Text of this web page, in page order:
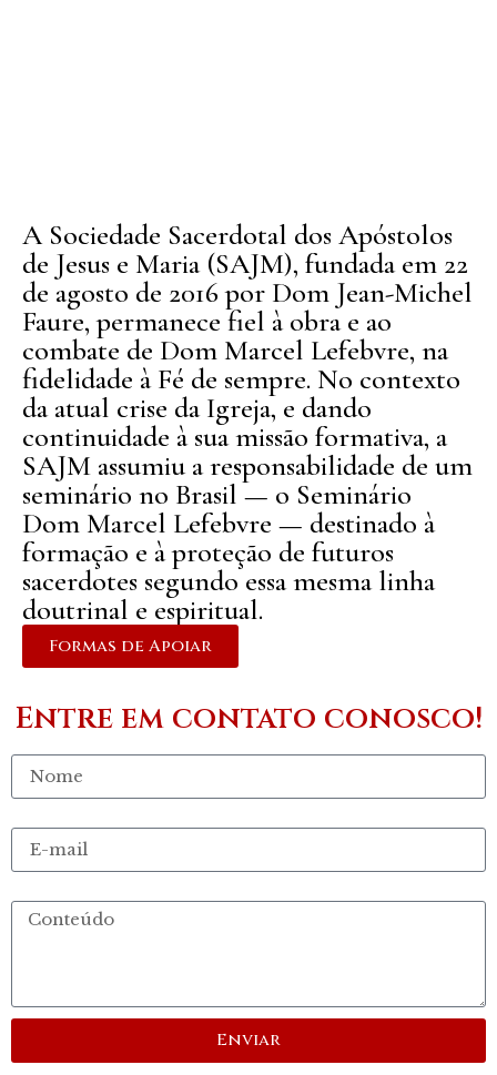
A Sociedade Sacerdotal dos Apóstolos
de Jesus e Maria (SAJM), fundada em 22
de agosto de 2016 por Dom Jean-Michel
Faure, permanece fiel à obra e ao
combate de Dom Marcel Lefebvre, na
fidelidade à Fé de sempre. No contexto
da atual crise da Igreja, e dando
continuidade à sua missão formativa, a
SAJM assumiu a responsabilidade de um
seminário no Brasil — o Seminário
Dom Marcel Lefebvre — destinado à
formação e à proteção de futuros
sacerdotes segundo essa mesma linha
doutrinal e espiritual.
Formas de Apoiar
Entre em contato conosco!
Enviar